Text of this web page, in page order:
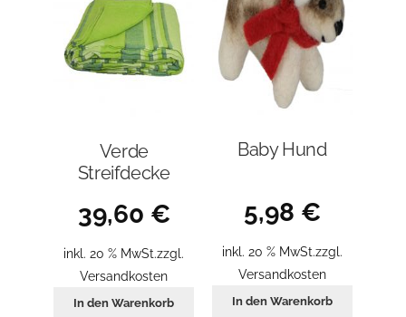
Verde
Streifdecke
39,60 €
inkl. 20 % MwSt.zzgl.
Versandkosten
In den Warenkorb
Baby Hund
5,98 €
inkl. 20 % MwSt.zzgl.
Versandkosten
In den Warenkorb